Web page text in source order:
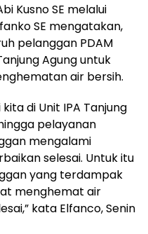
Kusno SE melalui
SE mengatakan,
pelanggan PDAM
Agung untuk
air bersih.
di Unit IPA Tanjung
pelayanan
mengalami
selesai. Untuk itu
yang terdampak
menghemat air
kata Elfanco, Senin